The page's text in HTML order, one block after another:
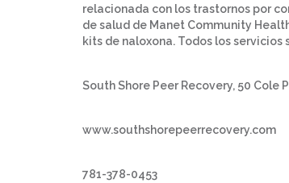
relacionada con los trastornos por
de salud de Manet Community
kits de naloxona. Todos los
South Shore Peer Recovery, 50 Cole
www.southshorepeerrecovery.com
781-378-0453